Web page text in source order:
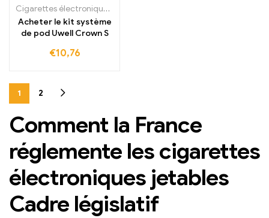
Cigarettes électroniques jetables Irlande
Acheter le kit système
de pod Uwell Crown S
€10,76
1 2
Comment la France
réglemente les cigarettes
électroniques jetables
Cadre législatif